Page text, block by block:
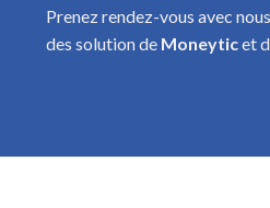
Prenez rendez-vous avec
des solution de Moneyticet